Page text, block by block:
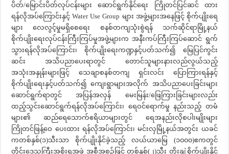
ပိတ်/မြောင်းပိတ်လုပ်ငန်းများ ဆောင်ရွက်နိုင်ရေး ကြိုတင်ပြင်ဆင် ထား
ရန်လိုအပ်ကြောင်းနှင့် Water Use Group များ အဖွဲ့များအနေဖြင့် စိုက်ပျိုးရေ
များ လေလွင့်မှုမရှိစေရေး စနစ်တကျသုံးစွဲရန် သက်ဆိုင်ရာမြို့နယ်
စိုက်ပျိုးရေးလုပ်ငန်းကြီးကြပ်မှုအဖွဲ့များက အနီးကပ်ကြီးကြပ်ဆောင် ရွက်
သွားရန်လိုအပ်ကြောင်း၊ စိုက်ပျိုးရေးကဏ္ဍနှင့်ပတ်သက်၍ မြေပြင်ကွင်း
ဆင်း အသိပညာပေးရာတွင် တောင်သူများနားလည်လွယ်သည့်
အသုံးအနှုန်းများဖြင့် သေချာစနစ်တကျ ရှင်းလင်း ပြောကြားရန်နှင့်
စိုက်ပျိုးရေးနှင့်ပတ်သက်၍ ကျေးရွာများအလိုက် အသိပညာပေးခြင်းများ
ဆောင်ရွက်ရာတွင် အပြန်အလှန် မေးမြန်း/ဖြေကြားခြင်းများလည်း
ထည့်သွင်းဆောင်ရွက်ရန်လိုအပ်ကြောင်း၊ ရေဝင်ရောက်မှု နည်းသည့် တမံ
များ၏ ဆည်ရေသောက်ဧရိယာများတွင် ရေအနည်းလိုစပါးမျိုးများ
ကြိုတင်ဖြန့်ဝေ ပေးထား ရန်လိုအပ်ကြောင်း၊ မင်းလှမြို့နယ်အတွင်း ယခင်
ကတစ်နှစ်(၁)သီးသာ စိုက်ပျိုးနိုင်ခဲ့သည့် လယ်ယာမြေ (၁၀၀၀)ဧကတွင်
တိုင်းဒေသကြီးအစိုးရအဖွဲ့ အစီအစဉ်ဖြင့် တစ်နှစ်(၂)သီး တိုးချဲ့စိုက်ပျိုးနိုင်